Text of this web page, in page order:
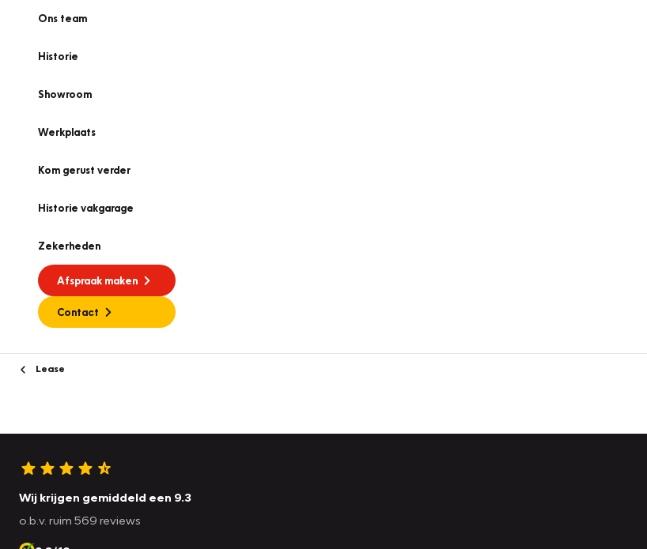
Ons team
Historie
Showroom
Werkplaats
Kom gerust verder
Historie vakgarage
Zekerheden
Afspraak maken
Contact
Lease
Wij krijgen gemiddeld een 9.3
o.b.v. ruim 569 reviews